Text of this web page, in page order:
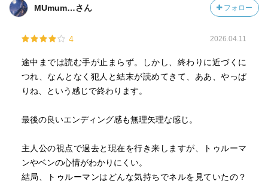
MUmum…さん フォロー
4 2026.04.11
途中までは読む手が止まらず。しかし、終わりに近づくに
つれ、なんとなく犯人と結末が読めてきて、ああ、やっぱ
りね、という感じで終わります。
最後の良いエンディング感も無理矢理な感じ。
主人公の視点で過去と現在を行き来しますが、トゥルーマ
ンやベンの心情がわかりにくい。
結局、トゥルーマンはどんな気持ちでネルを見ていたの？